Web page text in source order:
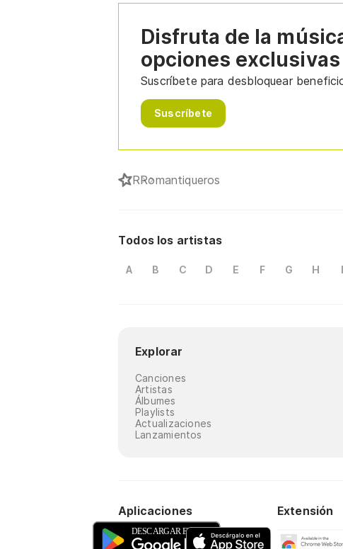
Disfruta de la
opciones exclusivas
Suscríbete para desbloquear
Suscríbete
RRomantiqueros
Todos los artistas
A B C D E F G H I
Explorar
Canciones
Artistas
Álbumes
Playlists
Actualizaciones
Lanzamientos
Aplicaciones Extensión